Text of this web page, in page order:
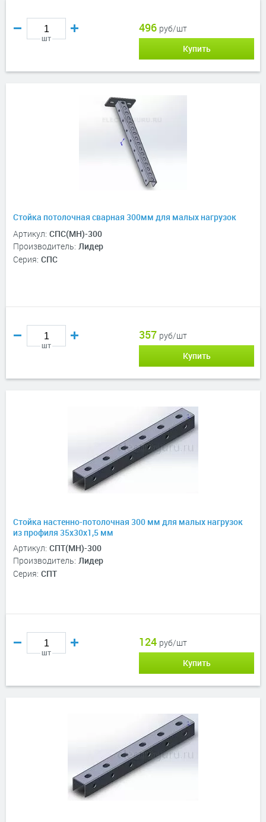
шт
496 руб/шт
Купить
Стойка потолочная сварная 300мм для малых нагрузок
Артикул: СПС(МН)-300
Производитель: Лидер
Серия: СПС
шт
357 руб/шт
Купить
Стойка настенно-потолочная 300 мм для малых нагрузок
из профиля 35х30х1,5 мм
Артикул: СПТ(МН)-300
Производитель: Лидер
Серия: СПТ
шт
124 руб/шт
Купить